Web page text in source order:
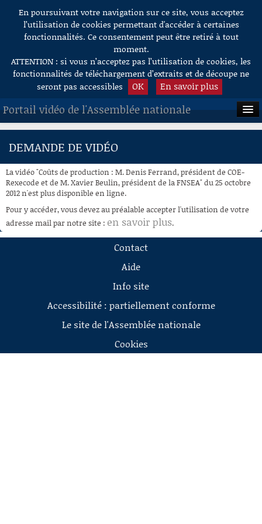
Aller au contenu
En poursuivant votre navigation sur ce site, vous acceptez
l’utilisation de cookies permettant d'accéder à certaines
fonctionnalités. Ce consentement peut être retiré à tout
moment.
ATTENTION : si vous n’acceptez pas l’utilisation de cookies, les
fonctionnalités de téléchargement d’extraits et de découpe ne
seront pas accessibles
OK En savoir plus
Portail vidéo de l'Assemblée nationale
ACCUEIL
À LA DEMANDE
RECHERCHE
AIDE À LA DÉCOUPE
DE VIDÉOS
DEMANDE DE VIDÉO
La vidéo "Coûts de production : M. Denis Ferrand, président de COE-
Rexecode et de M. Xavier Beulin, président de la FNSEA" du 25 octobre
2012 n'est plus disponible en ligne.
Pour y accéder, vous devez au préalable accepter l'utilisation de votre
adresse mail par notre site : en savoir plus.
Contact
Aide
Info site
Accessibilité : partiellement conforme
Le site de l'Assemblée nationale
Cookies